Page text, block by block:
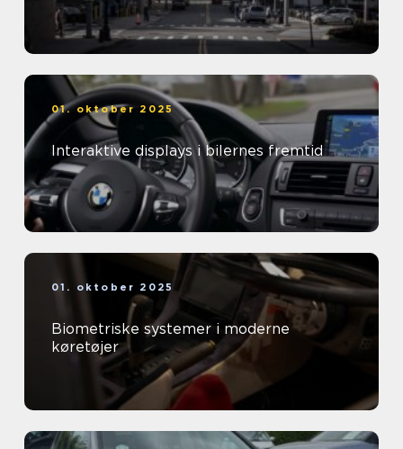
01. oktober 2025
Interaktive displays i bilernes fremtid
01. oktober 2025
Biometriske systemer i moderne
køretøjer